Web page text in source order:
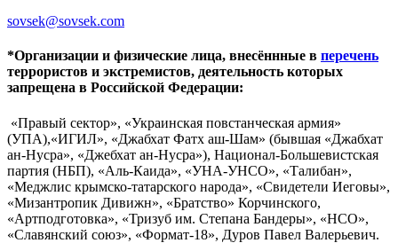
sovsek@sovsek.com
*Организации и физические лица, внесённные в перечень
террористов и экстремистов, деятельность которых
запрещена в Российской Федерации:
«Правый сектор», «Украинская повстанческая армия»
(УПА),«ИГИЛ», «Джабхат Фатх аш-Шам» (бывшая «Джабхат
ан-Нусра», «Джебхат ан-Нусра»), Национал-Большевистская
партия (НБП), «Аль-Каида», «УНА-УНСО», «Талибан»,
«Меджлис крымско-татарского народа», «Свидетели Иеговы»,
«Мизантропик Дивижн», «Братство» Корчинского,
«Артподготовка», «Тризуб им. Степана Бандеры», «НСО»,
«Славянский союз», «Формат-18», Дуров Павел Валерьевич.